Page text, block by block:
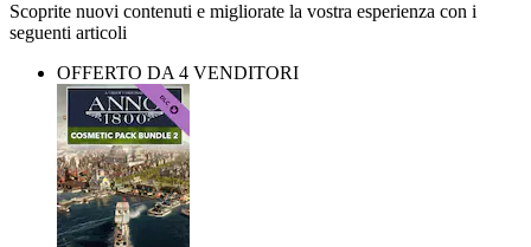
Scoprite nuovi contenuti e migliorate la vostra esperienza con i
seguenti articoli
OFFERTO DA 4 VENDITORI